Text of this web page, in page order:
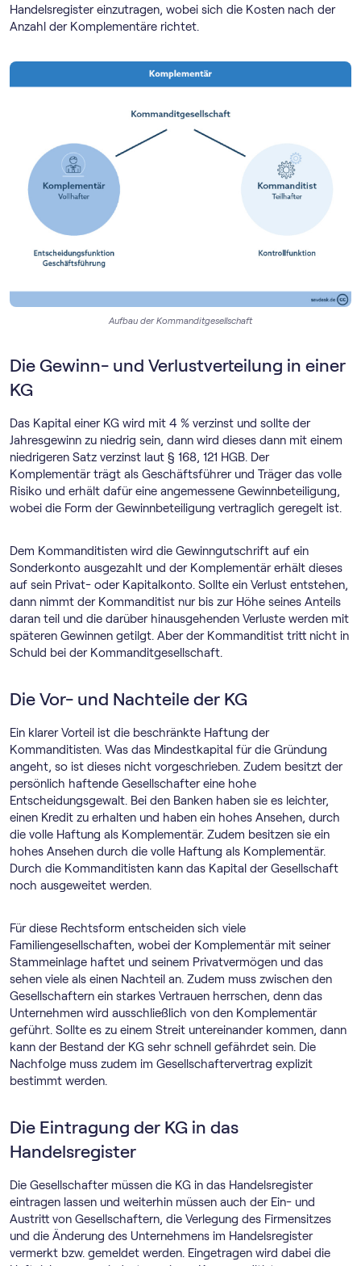
Handelsregister einzutragen, wobei sich die Kosten nach der
Anzahl der Komplementäre richtet.
Aufbau der Kommanditgesellschaft
Die Gewinn- und Verlustverteilung in einer
KG
Das Kapital einer KG wird mit 4 % verzinst und sollte der
Jahresgewinn zu niedrig sein, dann wird dieses dann mit einem
niedrigeren Satz verzinst laut § 168, 121 HGB. Der
Komplementär trägt als Geschäftsführer und Träger das volle
Risiko und erhält dafür eine angemessene Gewinnbeteiligung,
wobei die Form der Gewinnbeteiligung vertraglich geregelt ist.
Dem Kommanditisten wird die Gewinngutschrift auf ein
Sonderkonto ausgezahlt und der Komplementär erhält dieses
auf sein Privat- oder Kapitalkonto. Sollte ein Verlust entstehen,
dann nimmt der Kommanditist nur bis zur Höhe seines Anteils
daran teil und die darüber hinausgehenden Verluste werden mit
späteren Gewinnen getilgt. Aber der Kommanditist tritt nicht in
Schuld bei der Kommanditgesellschaft.
Die Vor- und Nachteile der KG
Ein klarer Vorteil ist die beschränkte Haftung der
Kommanditisten. Was das Mindestkapital für die Gründung
angeht, so ist dieses nicht vorgeschrieben. Zudem besitzt der
persönlich haftende Gesellschafter eine hohe
Entscheidungsgewalt. Bei den Banken haben sie es leichter,
einen Kredit zu erhalten und haben ein hohes Ansehen, durch
die volle Haftung als Komplementär. Zudem besitzen sie ein
hohes Ansehen durch die volle Haftung als Komplementär.
Durch die Kommanditisten kann das Kapital der Gesellschaft
noch ausgeweitet werden.
Für diese Rechtsform entscheiden sich viele
Familiengesellschaften, wobei der Komplementär mit seiner
Stammeinlage haftet und seinem Privatvermögen und das
sehen viele als einen Nachteil an. Zudem muss zwischen den
Gesellschaftern ein starkes Vertrauen herrschen, denn das
Unternehmen wird ausschließlich von den Komplementär
geführt. Sollte es zu einem Streit untereinander kommen, dann
kann der Bestand der KG sehr schnell gefährdet sein. Die
Nachfolge muss zudem im Gesellschaftervertrag explizit
bestimmt werden.
Die Eintragung der KG in das
Handelsregister
Die Gesellschafter müssen die KG in das Handelsregister
eintragen lassen und weiterhin müssen auch der Ein- und
Austritt von Gesellschaftern, die Verlegung des Firmensitzes
und die Änderung des Unternehmens im Handelsregister
vermerkt bzw. gemeldet werden. Eingetragen wird dabei die